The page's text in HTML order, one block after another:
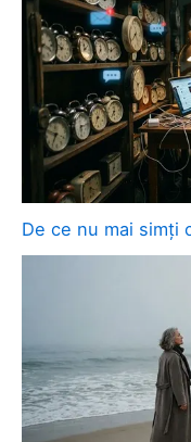
De ce nu mai simți